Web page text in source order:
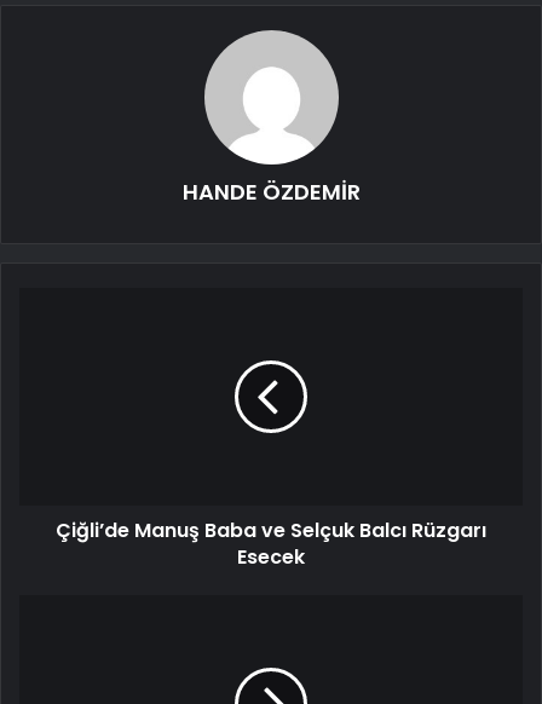
HANDE ÖZDEMİR
Çiğli’de Manuş Baba ve Selçuk Balcı Rüzgarı
Esecek